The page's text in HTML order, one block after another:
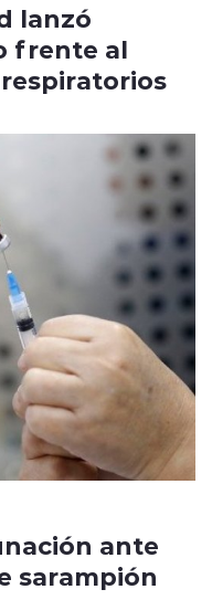
lanzó
frente al
ante
sarampión